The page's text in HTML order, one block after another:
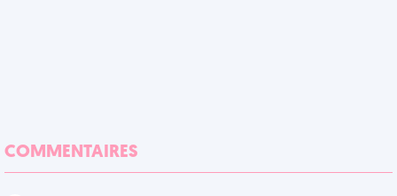
COMMENTAIRES